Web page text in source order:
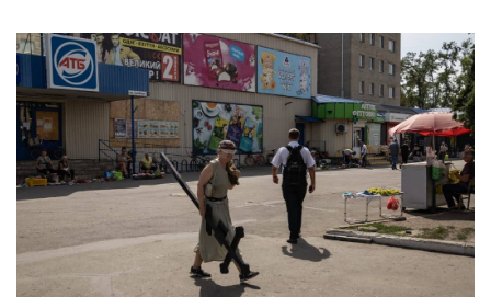
Медіакіт
Партнери проєкту та подяка
Редакційна політика | Копірайт
Документи